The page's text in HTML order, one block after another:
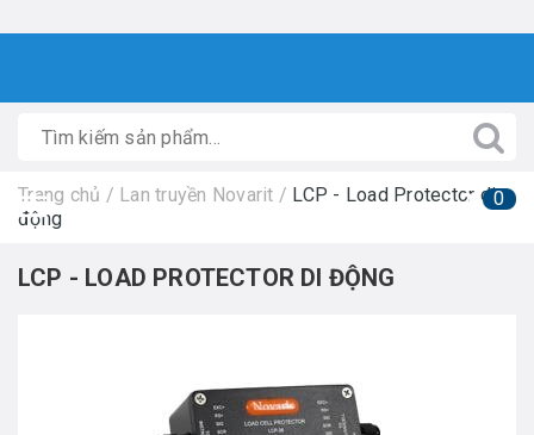
0
Trang chủ / Lan truyền Novarit / LCP - Load Protector di
động
LCP - LOAD PROTECTOR DI ĐỘNG